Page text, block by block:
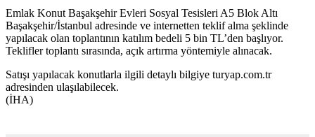
Emlak Konut Başakşehir Evleri Sosyal Tesisleri A5 Blok Altı
Başakşehir/İstanbul adresinde ve internetten teklif alma şeklinde
yapılacak olan toplantının katılım bedeli 5 bin TL’den başlıyor.
Teklifler toplantı sırasında, açık artırma yöntemiyle alınacak.
Satışı yapılacak konutlarla ilgili detaylı bilgiye turyap.com.tr
adresinden ulaşılabilecek.
(İHA)